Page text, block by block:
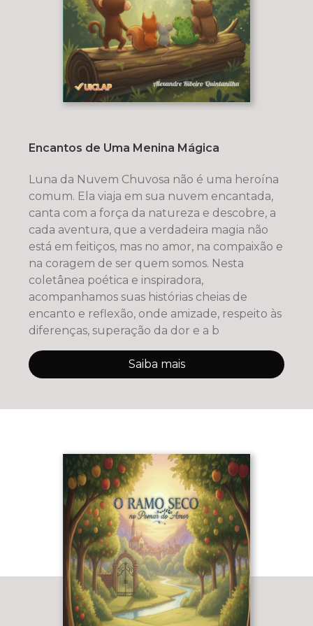
Encantos de Uma Menina Mágica
Luna da Nuvem Chuvosa não é uma heroína
comum. Ela viaja em sua nuvem encantada,
canta com a força da natureza e descobre, a
cada aventura, que a verdadeira magia não
está em feitiços, mas no amor, na compaixão e
na coragem de ser quem somos. Nesta
coletânea poética e inspiradora,
acompanhamos suas histórias cheias de
encanto e reflexão, onde amizade, respeito às
diferenças, superação da dor e a b
Saiba mais